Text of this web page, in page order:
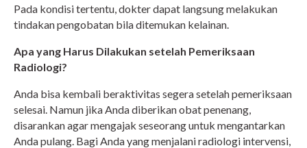
Pada kondisi tertentu, dokter dapat langsung melakukan
tindakan pengobatan bila ditemukan kelainan.
Apa yang Harus Dilakukan setelah Pemeriksaan
Radiologi?
Anda bisa kembali beraktivitas segera setelah pemeriksaan
selesai. Namun jika Anda diberikan obat penenang,
disarankan agar mengajak seseorang untuk mengantarkan
Anda pulang. Bagi Anda yang menjalani radiologi intervensi,